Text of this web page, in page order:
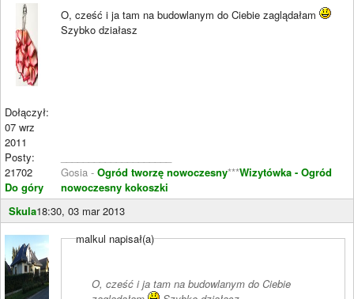
Dołączył:
07 wrz
2011
Posty:
21702
Do góry
O, cześć i ja tam na budowlanym do Ciebie zaglądałam
Szybko działasz
Gosia - Ogród tworzę nowoczesny***Wizytówka - Ogród
nowoczesny kokoszki
Skula18:30, 03 mar 2013
malkul napisał(a)
O, cześć i ja tam na budowlanym do Ciebie